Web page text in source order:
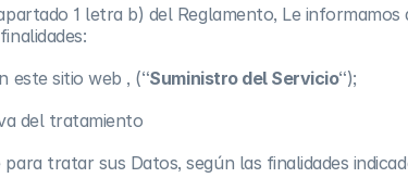
1 letra b) del Reglamento, Le
este sitio web , (“Suministro del Servicio“);
del tratamiento
tratar sus Datos, según las finalidades